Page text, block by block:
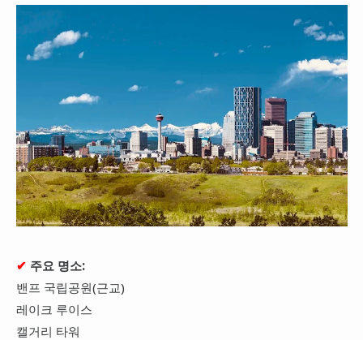
✔ 주요 명소:
밴프 국립공원(근교)
레이크 루이스
캘거리 타워